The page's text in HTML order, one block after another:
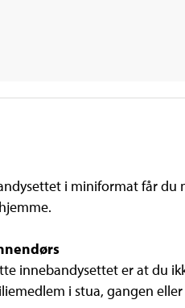
i miniformat får du
innebandysettet er at du
i stua, gangen